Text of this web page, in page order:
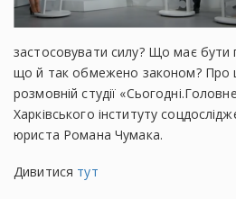
застосовувати силу? Що має бути
що й так обмежено законом? Про
розмовній студії
Харківського інституту
юриста Романа Чумака.
Дивитися тут